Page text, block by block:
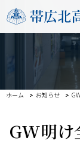
ホーム お知らせ
GW明け